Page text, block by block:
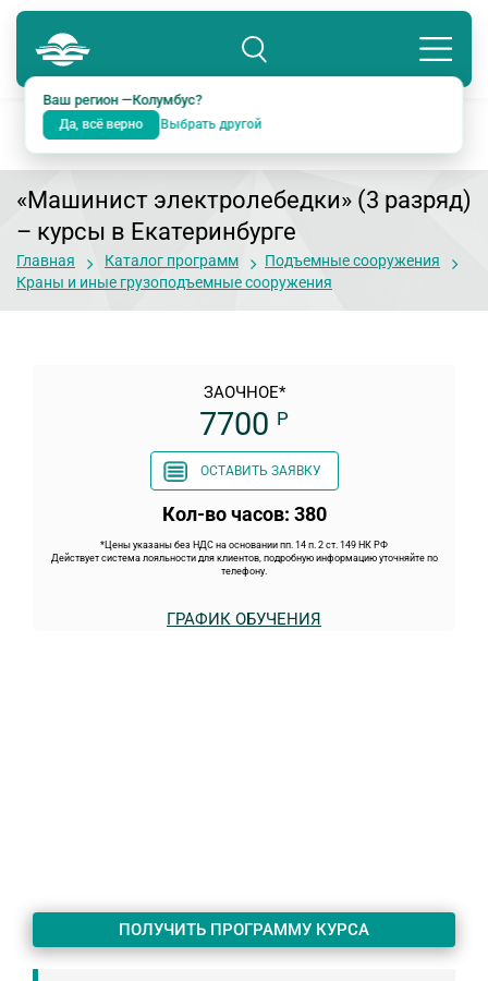
Колумбус
Подразделение: Екатеринбург
Ваш регион —Колумбус?
Да, всё верно Выбрать другой
8 800 234-18-38
«Машинист электролебедки» (3 разряд)
– курсы в Екатеринбурге
Главная Каталог программ
Подъемные сооружения
Краны и иные грузоподъемные сооружения
ЗАОЧНОЕ*
7700 Р
ОСТАВИТЬ ЗАЯВКУ
Кол-во часов: 380
*Цены указаны без НДС на основании пп. 14 п. 2 ст. 149 НК РФ
Действует система лояльности для клиентов, подробную информацию уточняйте по
телефону.
ГРАФИК ОБУЧЕНИЯ
ПОЛУЧИТЬ ПРОГРАММУ КУРСА